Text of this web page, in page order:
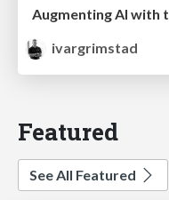
Augmenting AI with
ivargrimstad
Featured
See All Featured